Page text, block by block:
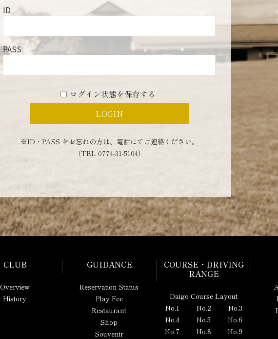
ID
PASS
ログイン状態を保存する
※ID・PASS をお忘れの方は、 電話にてご連絡ください。
（TEL 0774-31-5104）
CLUB
Overview
History
GUIDANCE
Reservation Status
Play Fee
Restaurant
Shop
Souvenir
COURSE・DRIVING
RANGE
Daigo Course Layout
No.1
No.2
No.3
No.4
No.5
No.6
No.7
No.8 No.9